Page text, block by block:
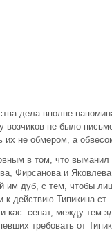
дела вполне
не было
их не обмером, а
в том, что выманил
Фирсанова и Яковлева
им дуб, с тем, чтобы
действию Типикина ст.
кас. сенат, между тем
требовать от